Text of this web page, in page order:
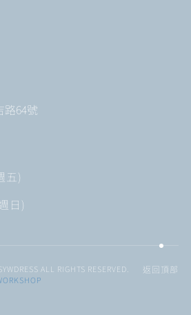
路64號
五)
日)
ALL RIGHTS RESERVED.
返回頂部